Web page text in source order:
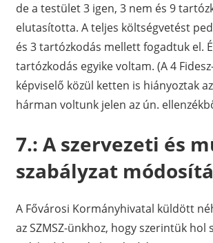
de a testület 3 igen, 3 nem és 9
elutasította. A teljes költségvetést
és 3 tartózkodás mellett fogadtuk el.
tartózkodás egyike voltam. (A 4
képviselő közül ketten is hiányoztak
hárman voltunk jelen az ún.
7.: A szervezeti és
szabályzat
A Fővárosi Kormányhivatal küldött
az SZMSZ-ünkhoz, hogy szerintük hol